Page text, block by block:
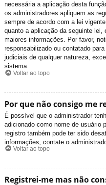
necessária a aplicação desta
os administradores apliquem as
sempre de acordo com a lei
quanto a aplicação da seguinte
maiores informações. Por favor,
responsabilizado ou contatado
judiciais de qualquer natureza,
sistema.
Voltar ao topo
Por que não consigo me
É possível que o administrador
adicionado como nome de usuário
registro também pode ter sido
informações, contate o
Voltar ao topo
Registrei-me mas não